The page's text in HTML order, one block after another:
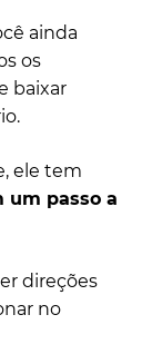
ainda
os
baixar
ele tem
um passo a
direções
no